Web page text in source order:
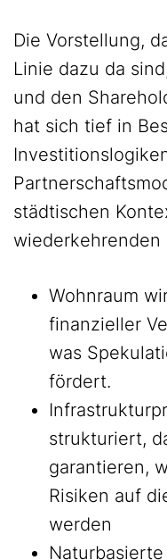
Die Vorstellung,
Linie dazu da
und den
hat sich tief in
städtischen
wiederkehrenden
Wohnraum
finanzieller
was
fördert.
strukturiert,
garantieren,
Risiken auf
werden